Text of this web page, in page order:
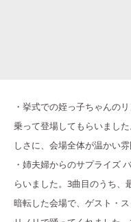
・挙式での姪っ子ちゃんの
乗って登場してもらいまし
しさに、会場全体が温かい雰
・姉夫婦からのサプライズ
らいました。3曲目のうち、
暗転した会場で、ゲスト・